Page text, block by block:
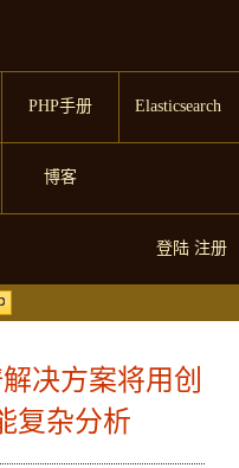
PHP手册 Elasticsearch
博客
登陆 注册
决方案将用创
复杂分析